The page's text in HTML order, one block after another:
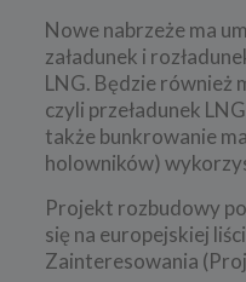
Nowe nabrzeże ma
załadunek i
LNG. Będzie również
czyli przeładunek
także bunkrowanie
holowników)
Projekt rozbudowy
się na europejskiej
Zainteresowania